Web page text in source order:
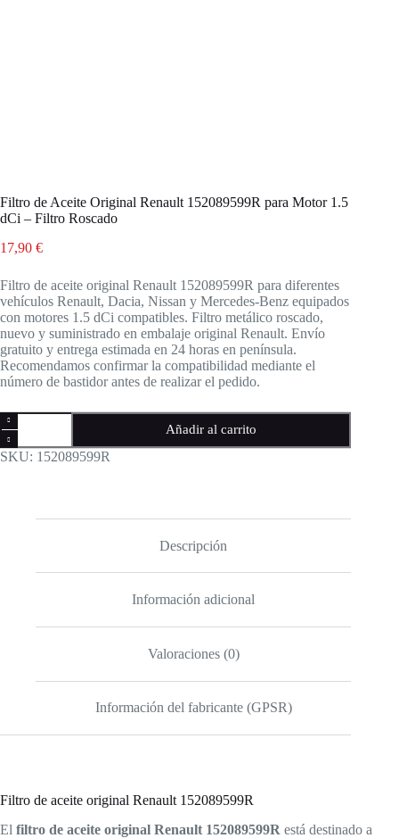
Filtro de Aceite Original Renault 152089599R para Motor 1.5
dCi – Filtro Roscado
17,90 €
Filtro de aceite original Renault 152089599R para diferentes
vehículos Renault, Dacia, Nissan y Mercedes-Benz equipados
con motores 1.5 dCi compatibles. Filtro metálico roscado,
nuevo y suministrado en embalaje original Renault. Envío
gratuito y entrega estimada en 24 horas en península.
Recomendamos confirmar la compatibilidad mediante el
número de bastidor antes de realizar el pedido.
Filtro
de
Aceite
Original
Añadir al carrito
SKU: 152089599R
Descripción
Información adicional
Valoraciones (0)
Información del fabricante (GPSR)
Filtro de aceite original Renault 152089599R
El filtro de aceite original Renault 152089599R está destinado a